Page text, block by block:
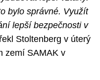
bylo správné. Využít
lepší bezpečnosti v
Stoltenberg v úterý
zemí SAMAK v